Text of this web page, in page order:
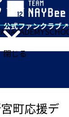
閉じる
ACADEMY
町応援デ